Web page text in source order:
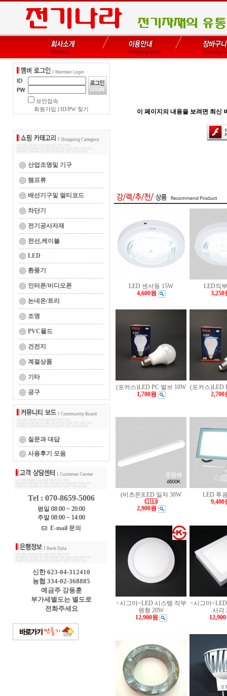
보안접속
회원가입
ID/PW 찾기
산업조명및 기구
램프류
배선기구및 멀티코드
차단기
전기공사자재
전선,케이블
LED
환풍기
인터폰/비디오폰
논네온/트리
조명
PVC몰드
건전지
계절상품
기타
공구
질문과 대답
사용후기 모음
Tel : 070-8659-5006
평일 08:00 ~ 20:00
주말 08:00 ~ 14:00
E-mail 문의
신한 623-04-312410
농협 334-02-368885
예금주 강동훈
부가세별도는 별도로
전화주세요
이 페이지의 내용을 보려면 최신
LED 센서등 15W
4,600원
LED직
3,250
(포커스)LED PC 벌브 10W
1,700원
(포커스)LED
2,700
(비츠온)LED 일자 30W
2,900원
LED 투
9,400
<시그마>LED 시스템 직부
원형 20W
12,900원
<시그마
사각